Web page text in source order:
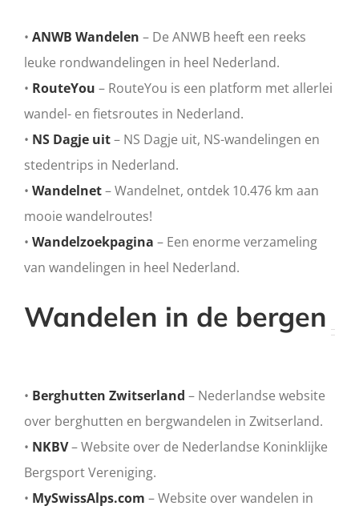
• ANWB Wandelen – De ANWB heeft een reeks
leuke rondwandelingen in heel Nederland.
• RouteYou – RouteYou is een platform met allerlei
wandel- en fietsroutes in Nederland.
• NS Dagje uit– NS Dagje uit, NS-wandelingen en
stedentrips in Nederland.
• Wandelnet– Wandelnet, ontdek 10.476 km aan
mooie wandelroutes!
• Wandelzoekpagina – Een enorme verzameling
van wandelingen in heel Nederland.
Wandelen in de bergen
• Berghutten Zwitserland – Nederlandse website
over berghutten en bergwandelen in Zwitserland.
• NKBV– Website over de Nederlandse Koninklijke
Bergsport Vereniging.
• MySwissAlps.com – Website over wandelen in